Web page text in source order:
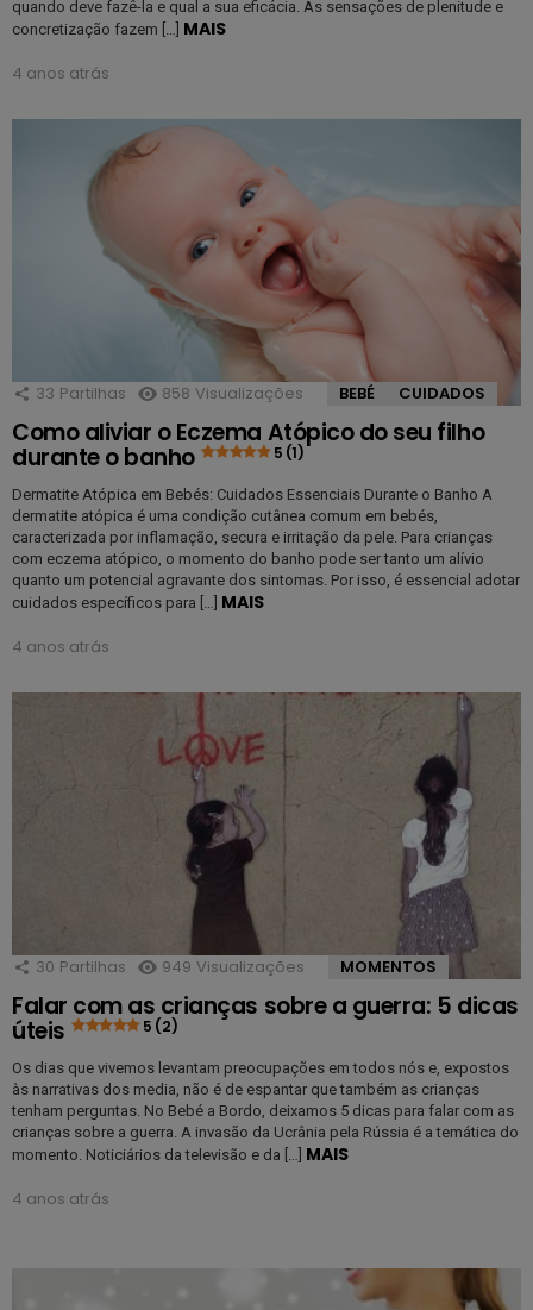
quando deve fazê-la e qual a sua eficácia. As sensações de plenitude e
concretização fazem […] MAIS
4 anos atrás
33 Partilhas 858 Visualizações BEBÉ CUIDADOS
Como aliviar o Eczema Atópico do seu filho
durante o banho 5 (1)
Dermatite Atópica em Bebés: Cuidados Essenciais Durante o Banho A
dermatite atópica é uma condição cutânea comum em bebés,
caracterizada por inflamação, secura e irritação da pele. Para crianças
com eczema atópico, o momento do banho pode ser tanto um alívio
quanto um potencial agravante dos sintomas. Por isso, é essencial adotar
cuidados específicos para […] MAIS
4 anos atrás
30 Partilhas 949 Visualizações MOMENTOS
Falar com as crianças sobre a guerra: 5 dicas
úteis 5 (2)
Os dias que vivemos levantam preocupações em todos nós e, expostos
às narrativas dos media, não é de espantar que também as crianças
tenham perguntas. No Bebé a Bordo, deixamos 5 dicas para falar com as
crianças sobre a guerra. A invasão da Ucrânia pela Rússia é a temática do
momento. Noticiários da televisão e da […] MAIS
4 anos atrás